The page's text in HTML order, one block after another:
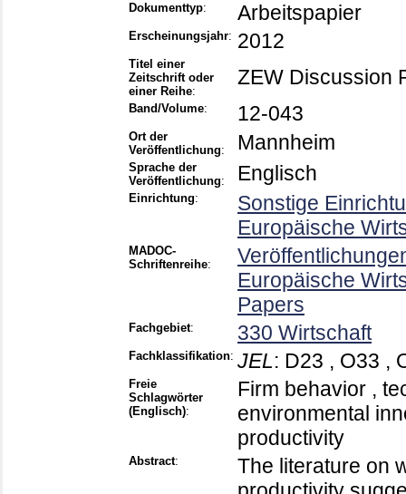
Dokumenttyp: Arbeitspapier
Erscheinungsjahr: 2012
Titel einer
Zeitschrift oder
einer Reihe:
ZEW Discussion
Band/Volume: 12-043
Ort der
Veröffentlichung: Mannheim
Sprache der
Veröffentlichung: Englisch
Einrichtung:
Sonstige
Europäische
MADOC-
Schriftenreihe:
Europäische
Papers
Fachgebiet: 330 Wirtschaft
Fachklassifikation: JEL: D23 , O33 ,
Freie
Schlagwörter
(Englisch):
Firm behavior ,
environmental
productivity
Abstract:
The literature on